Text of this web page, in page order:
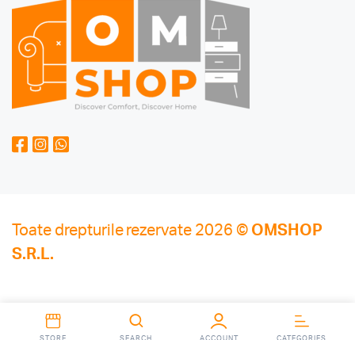
Toate drepturile rezervate 2026 © OMSHOP
S.R.L.